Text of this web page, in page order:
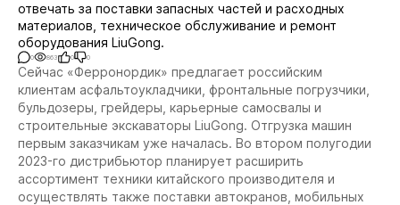
отвечать за поставки запасных частей и расходных
материалов, техническое обслуживание и ремонт
оборудования LiuGong.
0 863 0 0
Сейчас «Ферронордик» предлагает российским
клиентам асфальтоукладчики, фронтальные погрузчики,
бульдозеры, грейдеры, карьерные самосвалы и
строительные экскаваторы LiuGong. Отгрузка машин
первым заказчикам уже началась. Во втором полугодии
2023-го дистрибьютор планирует расширить
ассортимент техники китайского производителя и
осуществлять также поставки автокранов, мобильных